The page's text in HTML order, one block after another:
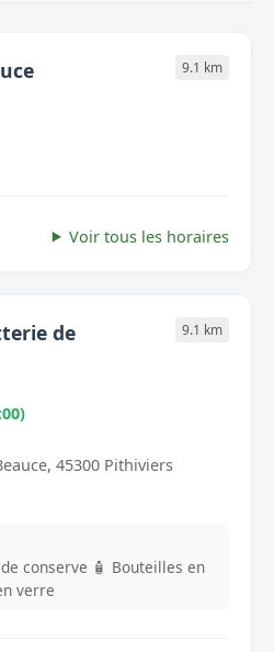
9.1 km
Voir tous les horaires
de
9.1 km
45300 Pithiviers
conserve 🧴 Bouteilles en
verre